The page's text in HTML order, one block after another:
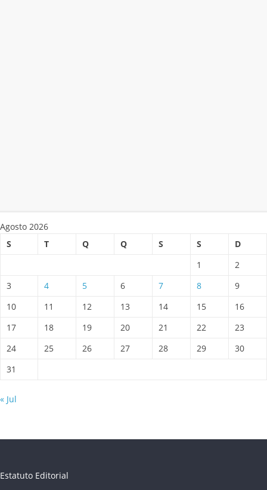
Agosto 2026
S
T Q Q S S
D
1
2
3
4 5 6 7 8
9
10
11 12 13 14 15
16
17
18 19 20 21 22
23
24
25 26 27 28 29
30
31
« Jul
Estatuto Editorial